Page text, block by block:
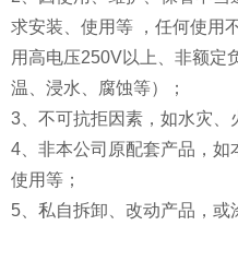
求安装、使用等 ，任何使用
用高电压250V以上、非额
温、浸水、腐蚀等）；
3、不可抗拒因素，如水灾、火
4、非本公司原配套产品
使用等；
5、私自拆卸、改动产品，或